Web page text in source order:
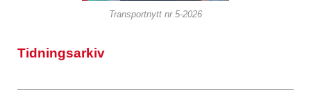
Transportnytt nr 5-2026
Tidningsarkiv